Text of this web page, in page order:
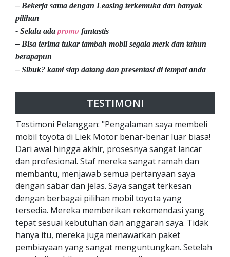
– Bekerja sama dengan Leasing terkemuka dan banyak
pilihan
- Selalu ada promo fantastis
– Bisa terima tukar tambah mobil segala merk dan tahun
berapapun
– Sibuk? kami siap datang dan presentasi di tempat anda
TESTIMONI
Testimoni Pelanggan: "Pengalaman saya membeli
mobil toyota di Liek Motor benar-benar luar biasa!
Dari awal hingga akhir, prosesnya sangat lancar
dan profesional. Staf mereka sangat ramah dan
membantu, menjawab semua pertanyaan saya
dengan sabar dan jelas. Saya sangat terkesan
dengan berbagai pilihan mobil toyota yang
tersedia. Mereka memberikan rekomendasi yang
tepat sesuai kebutuhan dan anggaran saya. Tidak
hanya itu, mereka juga menawarkan paket
pembiayaan yang sangat menguntungkan. Setelah